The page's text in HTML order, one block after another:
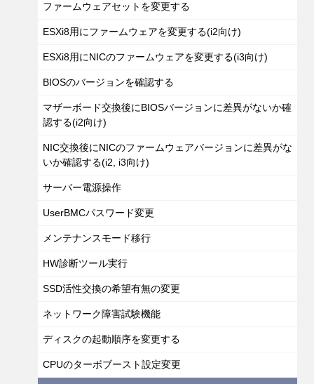
ファームウェアセットを変更する
ESXi8用にファームウェアを変更する(i2向け)
ESXi8用にNICのファームウェアを変更する(i3向け)
BIOSのバージョンを確認する
マザーボード交換後にBIOSバージョンに差異がないか確
認する(i2向け)
NIC交換後にNICのファームウェアバージョンに差異がな
いか確認する(i2, i3向け)
サーバー電源操作
UserBMCパスワード変更
メンテナンスモード移行
HW診断ツール実行
SSD活性交換の希望有無の変更
ネットワーク障害試験機能
ディスクの起動順序を変更する
CPUのターボブースト設定変更